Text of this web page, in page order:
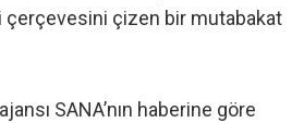
çerçevesini çizen bir mutabakat
SANA’nın haberine göre